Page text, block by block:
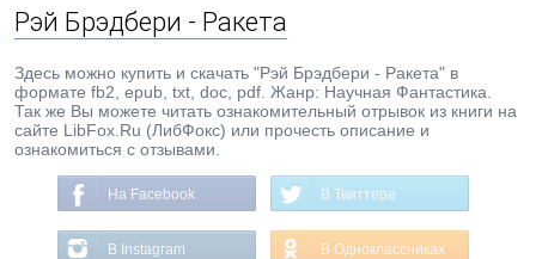
Рэй Брэдбери - Ракета
Здесь можно купить и скачать "Рэй Брэдбери - Ракета" в
формате fb2, epub, txt, doc, pdf. Жанр: Научная Фантастика.
Так же Вы можете читать ознакомительный отрывок из книги на
сайте LibFox.Ru (ЛибФокс) или прочесть описание и
ознакомиться с отзывами.
На Facebook В Твиттере
В Instagram В Одноклассниках